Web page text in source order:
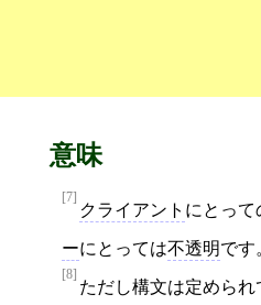
意味
[7]
クライアント にとって
ーにとっては不透明です
[8]
ただし構文は定められ